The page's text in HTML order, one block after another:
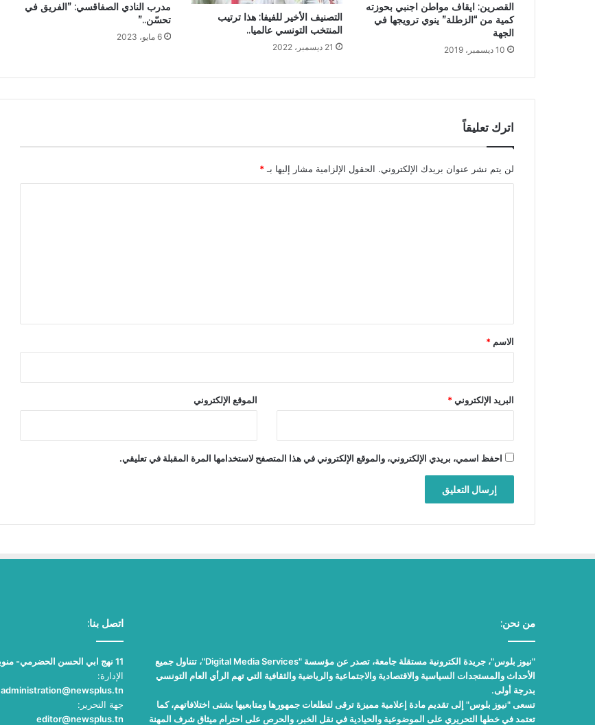
القصرين: ايقاف مواطن اجنبي بحوزته
كمية من “الزطلة” ينوي ترويجها في
الجهة
10 ديسمبر، 2019
التصنيف الأخير للفيفا: هذا ترتيب
المنتخب التونسي عالميا..
21 ديسمبر، 2022
مدرب النادي الصفاقسي: ”الفريق في
تحسّن..”
6 مايو، 2023
اترك تعليقاً
لن يتم نشر عنوان بريدك الإلكتروني. الحقول الإلزامية مشار إليها بـ *
*
الاسم *
البريد الإلكتروني* الموقع الإلكتروني
احفظ اسمي، بريدي الإلكتروني، والموقع الإلكتروني في هذا المتصفح لاستخدامها المرة المقبلة في تعليقي.
من نحن:
"نيوز بلوس"، جريدة الكترونية مستقلة جامعة، تصدر عن مؤسسة "Digital Media Services"، تتناول جميع
الأحداث والمستجدات السياسية والاقتصادية والاجتماعية والرياضية والثقافية التي تهم الرأي العام التونسي
بدرجة أولى.
تسعى "نيوز بلوس" إلى تقديم مادة إعلامية مميزة ترقى لتطلعات جمهورها ومتابعيها بشتى اختلافاتهم، كما
تعتمد في خطها التحريري على الموضوعية والحيادية في نقل الخبر، والحرص على احترام ميثاق شرف المهنة
اتصل بنا:
11 نهج ابي الحسن الحضرمي- منوبة - تونس
الإدارة:
administration@newsplus.tn
جهة التحرير:
editor@newsplus.tn